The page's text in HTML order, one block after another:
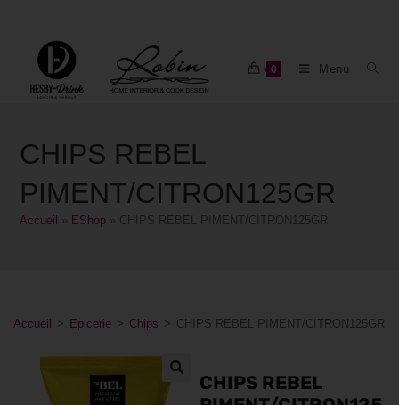
0 Menu
CHIPS REBEL
PIMENT/CITRON125GR
Accueil EShop CHIPS REBEL PIMENT/CITRON125GR
Accueil > Epicerie > Chips > CHIPS REBEL PIMENT/CITRON125GR
CHIPS REBEL